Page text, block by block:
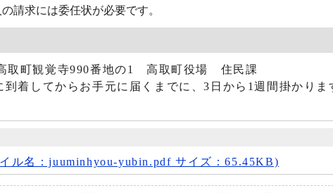
請求には委任状が必要です。
取町観覚寺990番地の1 高取町役場 住民課
着してからお手元に届くまでに、3日から1週間掛かりま
ル名：juuminhyou-yubin.pdf サイズ：65.45KB)